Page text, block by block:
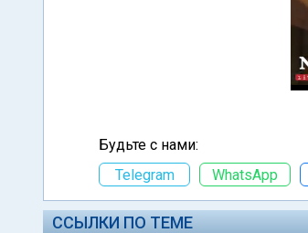
Будьте с нами:
Telegram
WhatsApp
ССЫЛКИ ПО ТЕМЕ